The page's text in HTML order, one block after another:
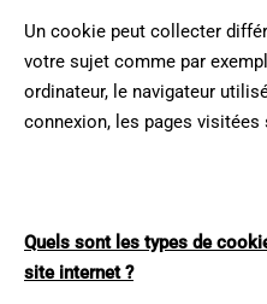
Un cookie peut collecter
votre sujet comme par
ordinateur, le navigateur
connexion, les pages visitées
Quels sont les types de
site internet ?